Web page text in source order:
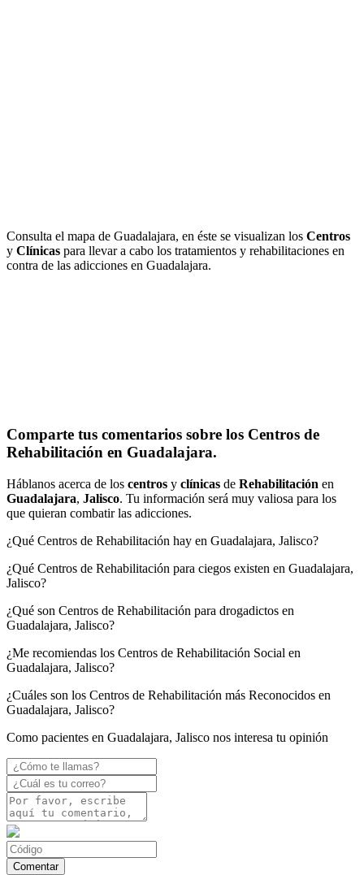
Consulta el mapa de Guadalajara, en éste se visualizan los Centros
y Clínicas para llevar a cabo los tratamientos y rehabilitaciones en
contra de las adicciones en Guadalajara.
Comparte tus comentarios sobre los Centros de
Rehabilitación en Guadalajara.
Háblanos acerca de los centros y clínicas de Rehabilitación en
Guadalajara, Jalisco. Tu información será muy valiosa para los
que quieran combatir las adicciones.
¿Qué Centros de Rehabilitación hay en Guadalajara, Jalisco?
¿Qué Centros de Rehabilitación para ciegos existen en Guadalajara,
Jalisco?
¿Qué son Centros de Rehabilitación para drogadictos en
Guadalajara, Jalisco?
¿Me recomiendas los Centros de Rehabilitación Social en
Guadalajara, Jalisco?
¿Cuáles son los Centros de Rehabilitación más Reconocidos en
Guadalajara, Jalisco?
Como pacientes en Guadalajara, Jalisco nos interesa tu opinión